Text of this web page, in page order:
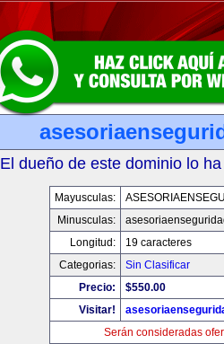
El dueño de este dominio lo
Mayusculas:
Minusculas:
Longitud:
19 caracteres
Categorias:
Sin Clasificar
Precio:
$550.00
Visitar!
Serán consideradas